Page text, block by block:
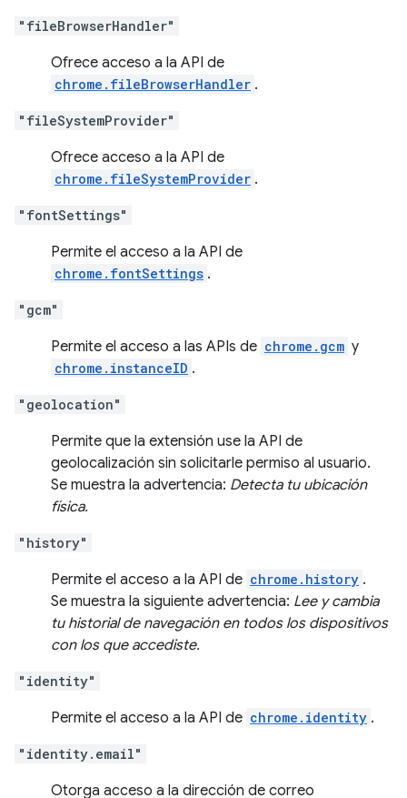
"fileBrowserHandler"
Ofrece acceso a la API de
chrome.fileBrowserHandler .
"fileSystemProvider"
Ofrece acceso a la API de
chrome.fileSystemProvider .
"fontSettings"
Permite el acceso a la API de
chrome.fontSettings .
"gcm"
Permite el acceso a las APIs de chrome.gcm y
chrome.instanceID .
"geolocation"
Permite que la extensión use la API de
geolocalización sin solicitarle permiso al usuario.
Se muestra la advertencia: Detecta tu ubicación
física.
"history"
Permite el acceso a la API de chrome.history .
Se muestra la siguiente advertencia: Lee y cambia
tu historial de navegación en todos los dispositivos
con los que accediste.
"identity"
Permite el acceso a la API de chrome.identity .
"identity.email"
Otorga acceso a la dirección de correo